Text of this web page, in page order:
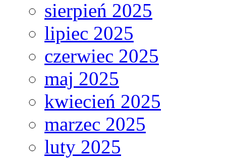
sierpień 2025
lipiec 2025
czerwiec 2025
maj 2025
kwiecień 2025
marzec 2025
luty 2025